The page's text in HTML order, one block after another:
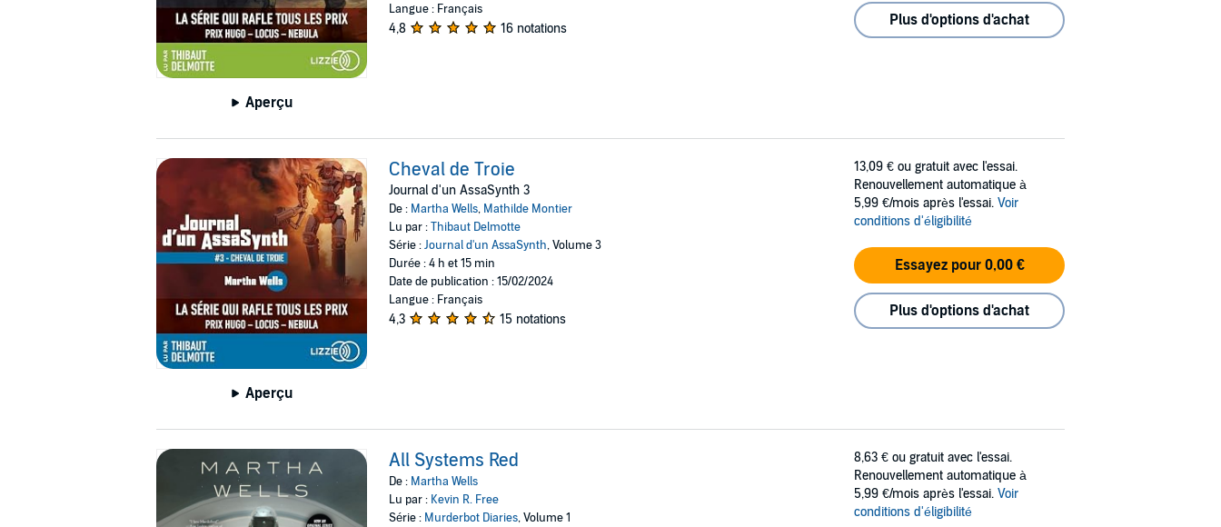
Aperçu
Langue : Français
4,8 16 notations Plus d'options d'achat
Aperçu
Cheval de Troie
Journal d'un AssaSynth 3
De : Martha Wells, Mathilde Montier
Lu par :Thibaut Delmotte
Série :Journal d'un AssaSynth, Volume 3
Durée : 4 h et 15 min
Date de publication : 15/02/2024
Langue : Français
4,3 15 notations
13,09 € ou gratuit avec l'essai.
Renouvellement automatique à
5,99 €/mois après l'essai. Voir
conditions d'éligibilité
Essayez pour 0,00 €
Plus d'options d'achat
All Systems Red
De : Martha Wells
Lu par : Kevin R. Free
Série : Murderbot Diaries, Volume 1
8,63 € ou gratuit avec l'essai.
Renouvellement automatique à
5,99 €/mois après l'essai. Voir
conditions d'éligibilité